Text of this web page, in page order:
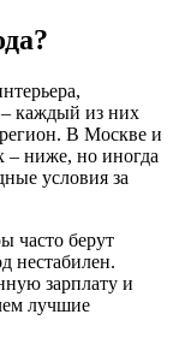
– каждый из них
В Москве и
– ниже, но иногда
условия за
часто берут
нестабилен.
зарплату и
лучшие